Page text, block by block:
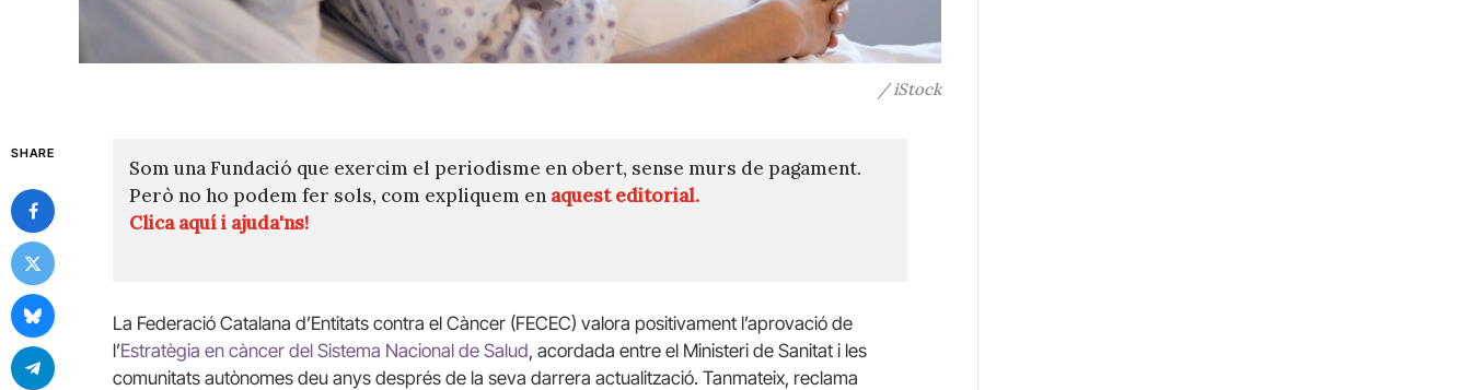
/ iStock
SHARE
Som una Fundació que exercim el periodisme en obert, sense murs de pagament.
Però no ho podem fer sols, com expliquem en aquest editorial.
Clica aquí i ajuda'ns!
La Federació Catalana d’Entitats contra el Càncer (FECEC) valora positivament l’aprovació de
l’Estratègia en càncer del Sistema Nacional de Salud, acordada entre el Ministeri de Sanitat i les
comunitats autònomes deu anys després de la seva darrera actualització. Tanmateix, reclama